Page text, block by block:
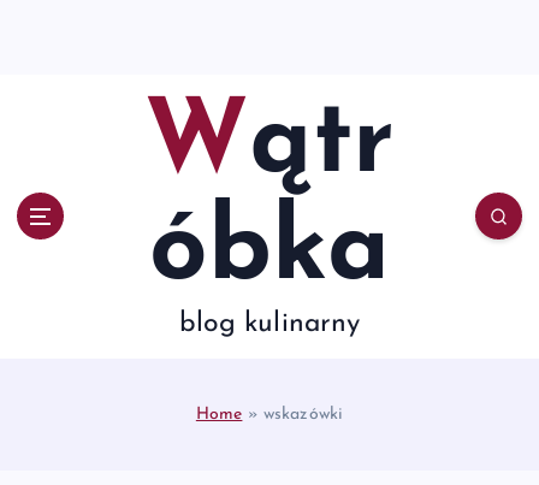
Wątr
óbka
blog kulinarny
Home » wskazówki